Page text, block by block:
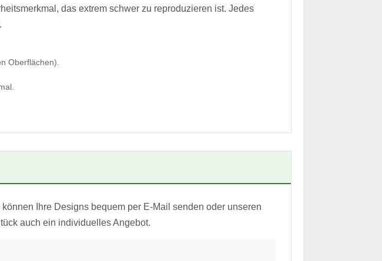
das extrem schwer zu reproduzieren ist. Jedes
Oberflächen).
Ihre Designs bequem per E-Mail senden oder unseren
auch ein individuelles Angebot.